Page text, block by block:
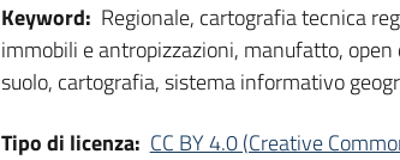
Keyword: Regionale, cartografia tecnica
immobili e antropizzazioni, manufatto,
suolo, cartografia, sistema informativo
Tipo di licenza: CC BY 4.0 (Creative